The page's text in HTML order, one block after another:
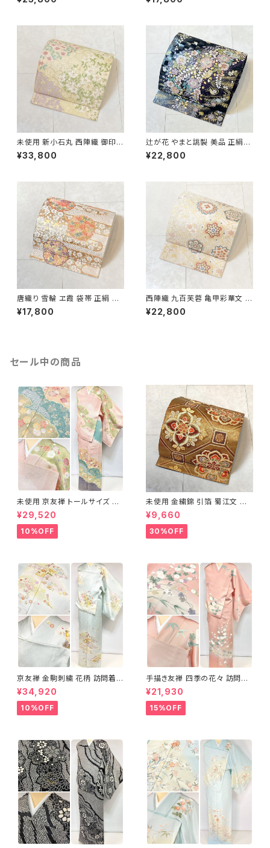
722
未使用 新小石丸 西陣織 御印華
唐織 花柄 袋帯 正絹 金糸 白 ク
リーム ピンク 紫 576
¥33,800
辻が花 やまと誂製 美品 正絹
金糸 袋帯 黒 紺 紫 パステルカ
ラー 702
¥22,800
唐織り 雪輪 ヱ霞 袋帯 正絹 金
糸 白 ピンク 水色 紫 パステルカ
ラー 531
¥17,800
西陣織 九百芙蓉 亀甲彩華文 唐
織り 袋帯 正絹 金糸 クリーム色
白 667
¥22,800
セール中の商品
未使用 京友禅 トールサイズ 染
め分け 金彩 訪問着 袷 正絹 ピ
ンク 黄緑 紫 黄色 1438
¥29,520
10%OFF
未使用 金繍錦 引箔 蜀江文 唐
織 華紋 袋帯 正絹 金糸 ゴール
ド 赤 紫 710
¥9,660
30%OFF
京友禅 金駒刺繍 花柄 訪問着
正絹 水色 黄緑 パステルカラー
アイスグリーン 1433
¥34,920
10%OFF
手描き友禅 四季の花々 訪問着
袷 正絹 サーモンピンク クリー
ム 白 桃花色 1434
¥21,930
15%OFF